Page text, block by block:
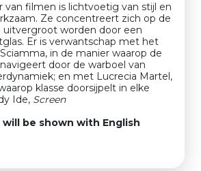
van filmen is lichtvoetig van stijl en
Ze concentreert zich op de
uitvergroot worden door een
Er is verwantschap met het
in de manier waarop de
door de warboel van
en met Lucrecia Martel,
klasse doorsijpelt in elke
Ide, Screen
be shown with English